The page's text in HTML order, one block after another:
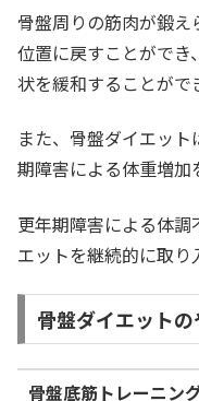
骨盤周りの筋肉が鍛
位置に戻すことがで
状を緩和することがで
また、骨盤ダイエッ
期障害による体重増加
更年期障害による体
エットを継続的に取り
骨盤ダイエット
骨盤底筋トレーニン